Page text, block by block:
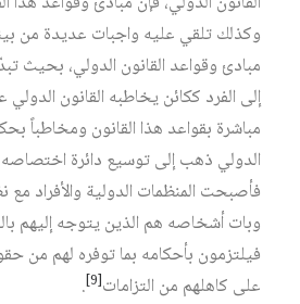
وكذلك تلقي عليه واجبات عديدة من
مبادئ وقواعد القانون الدولي، بحيث
إلى الفرد ككائن يخاطبه القانون
مباشرة بقواعد هذا القانون ومخاطباً
الدولي ذهب إلى توسيع دائرة
فأصبحت المنظمات الدولية والأفراد مع
وبات أشخاصه هم الذين يتوجه إليهم
فيلتزمون بأحكامه بما توفره لهم من
على كاهلهم من التزامات[9]
.